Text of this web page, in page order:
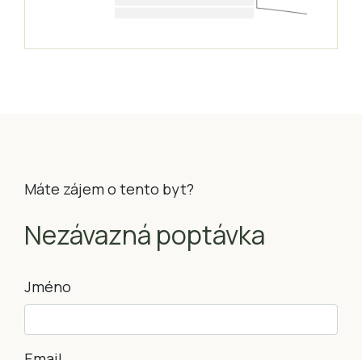
Máte zájem o tento byt?
Nezávazná poptávka
Jméno